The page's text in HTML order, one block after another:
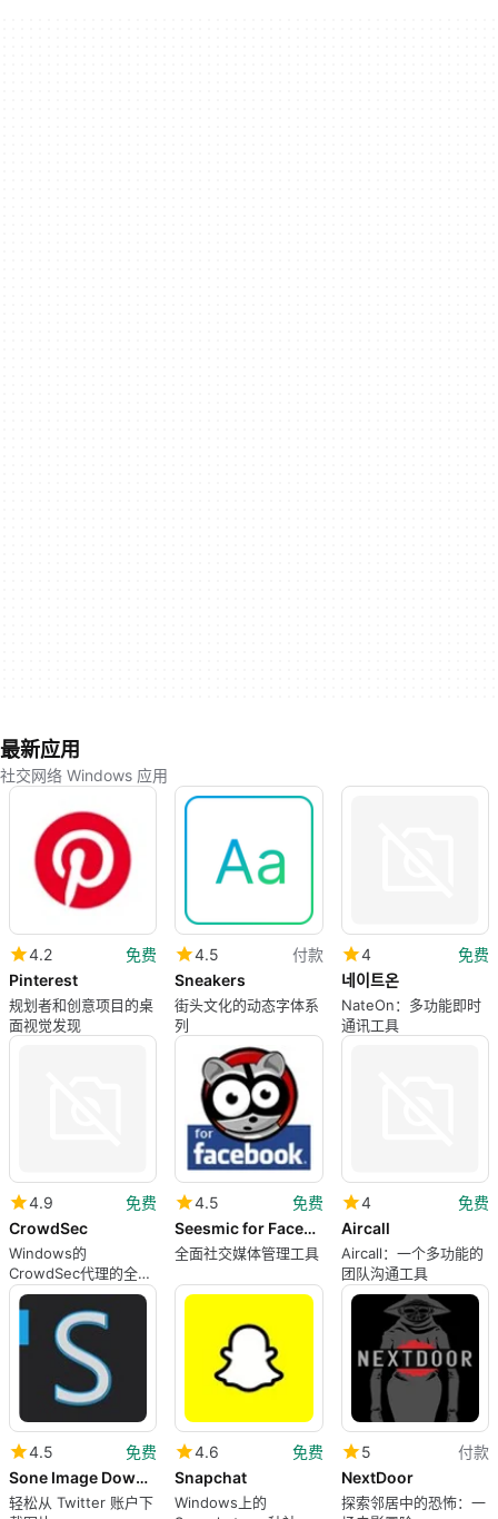
最新应用
社交网络 Windows 应用
4.2
免费
Pinterest
规划者和创意项目的桌
面视觉发现
4.5
付款
Sneakers
街头文化的动态字体系
列
4
免费
네이트온
NateOn：多功能即时
通讯工具
4.9
免费
CrowdSec
Windows的
CrowdSec代理的全面
安全性
4.5
免费
Seesmic for Facebook
全面社交媒体管理工具
4
免费
Aircall
Aircall：一个多功能的
团队沟通工具
4.5
免费
Sone Image Downloader
轻松从 Twitter 账户下
4.6
免费
Snapchat
Windows上的
5
付款
NextDoor
探索邻居中的恐怖：一